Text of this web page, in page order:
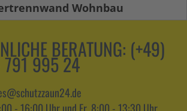
Wohnbau
BERATUNG: (+49)
995 24